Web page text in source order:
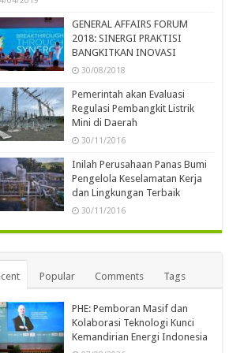
GENERAL AFFAIRS FORUM
2018: SINERGI PRAKTISI
BANGKITKAN INOVASI
30/08/2018
Pemerintah akan Evaluasi
Regulasi Pembangkit Listrik
Mini di Daerah
30/11/2016
Inilah Perusahaan Panas Bumi
Pengelola Keselamatan Kerja
dan Lingkungan Terbaik
30/11/2016
Popular Comments Tags
PHE: Pemboran Masif dan
Kolaborasi Teknologi Kunci
Kemandirian Energi Indonesia